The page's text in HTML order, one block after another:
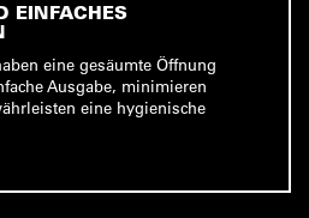
EINFACHES
eine gesäumte Öffnung
Ausgabe, minimieren
eine hygienische